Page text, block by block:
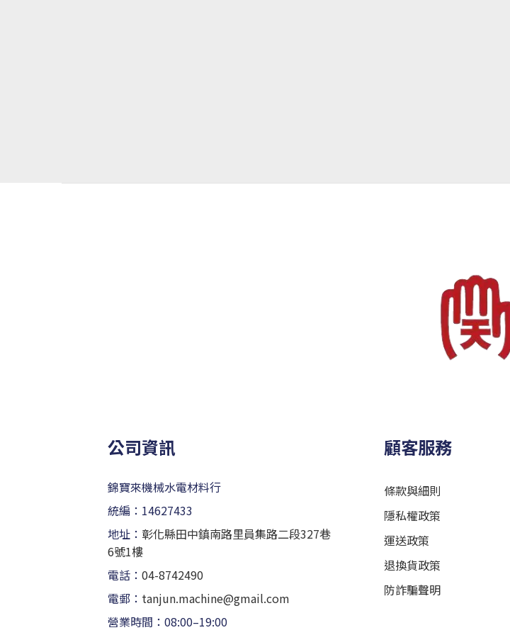
公司資訊
錦寶來機械水電材料行
統編：14627433
地址： 彰化縣田中鎮南路里員集路二段327巷
6號1樓
電話： 04-8742490
電郵： tanjun.machine@gmail.com
營業時間：08:00–19:00
顧客服務
條款與細則
隱私權政策
運送政策
退換貨政策
防詐騙聲明